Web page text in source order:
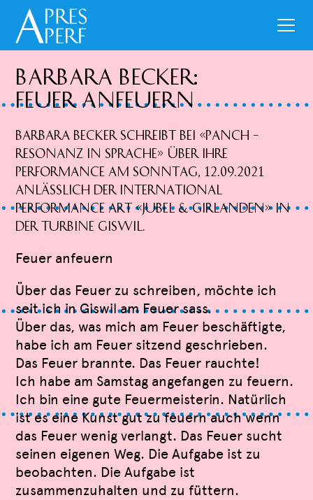
Barbara Becker:
Feuer anfeuern
Barbara Becker schreibt bei «PANCH –
Resonanz in Sprache» über ihre
Performance am Sonntag, 12.09.2021
anlässlich der International
Performance Art «Jubel & Girlanden» in
der Turbine Giswil.
Feuer anfeuern
Über das Feuer zu schreiben, möchte ich
seit ich in Giswil am Feuer sass.
Über das, was mich am Feuer beschäftigte,
habe ich am Feuer sitzend geschrieben.
Das Feuer brannte. Das Feuer rauchte!
Ich habe am Samstag angefangen zu feuern.
Ich bin eine gute Feuermeisterin. Natürlich
ist es eine Kunst gut zu feuern auch wenn
das Feuer wenig verlangt. Das Feuer sucht
seinen eigenen Weg. Die Aufgabe ist zu
beobachten. Die Aufgabe ist
zusammenzuhalten und zu füttern.